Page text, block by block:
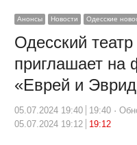
Анонсы Новости Одесские
Одесский
приглашает на
«Еврей и
05.07.2024 19:40 19:40
05.07.2024 19:12
19:12